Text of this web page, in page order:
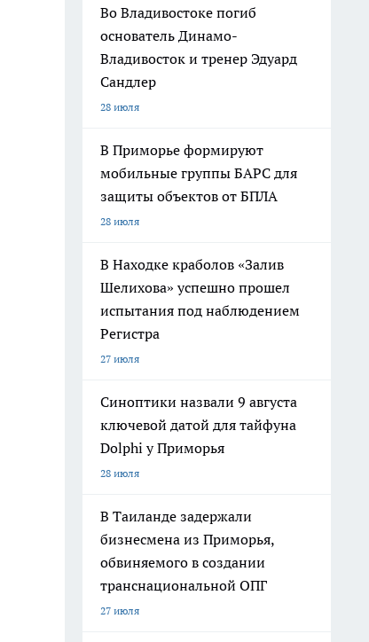
Во Владивостоке погиб
основатель Динамо-
Владивосток и тренер Эдуард
Сандлер
28 июля
В Приморье формируют
мобильные группы БАРС для
защиты объектов от БПЛА
28 июля
В Находке краболов «Залив
Шелихова» успешно прошел
испытания под наблюдением
Регистра
27 июля
Синоптики назвали 9 августа
ключевой датой для тайфуна
Dolphi у Приморья
28 июля
В Таиланде задержали
бизнесмена из Приморья,
обвиняемого в создании
транснациональной ОПГ
27 июля